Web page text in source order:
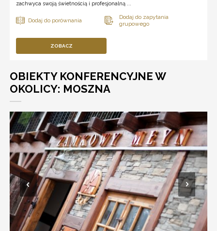
zachwyca swoją świetnością i profesjonalną ...
ZOBACZ
OBIEKTY KONFERENCYJNE W
OKOLICY: MOSZNA